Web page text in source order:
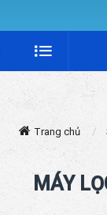
Trang chủ
MÁY